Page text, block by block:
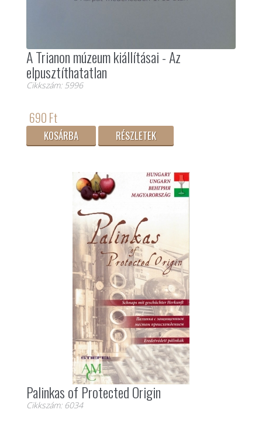
A Trianon múzeum kiállításai - Az
elpusztíthatatlan
Cikkszám: 5996
690 Ft
KOSÁRBA RÉSZLETEK
Palinkas of Protected Origin
Cikkszám: 6034